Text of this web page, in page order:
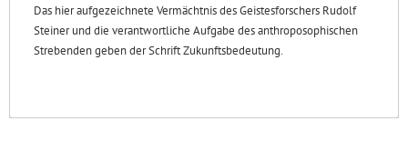
Das hier aufgezeichnete Vermächtnis des Geistesforschers Rudolf
Steiner und die verantwortliche Aufgabe des anthroposophischen
Strebenden geben der Schrift Zukunftsbedeutung.